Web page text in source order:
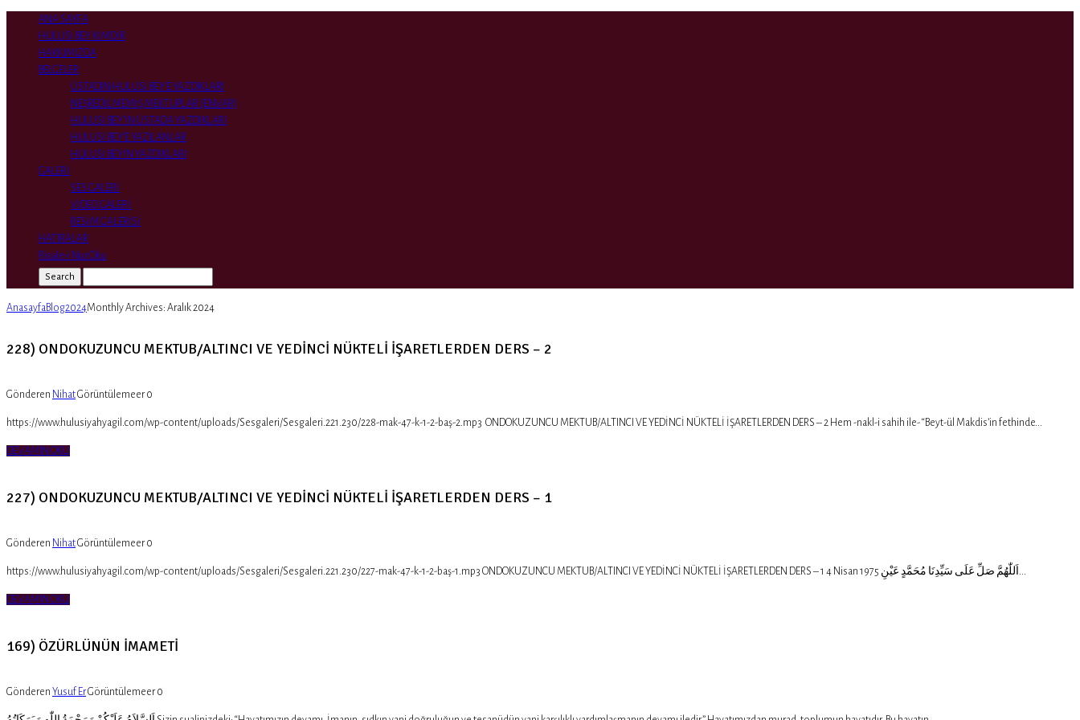
ANA SAYFA
HULUSİ BEY KİMDİR
HAKKIMIZDA
BELGELER
ÜSTADIN HULUSİ BEY’E YAZDIKLARI
NEŞREDİLMEMİŞ MEKTUPLAR (ENVAR)
HULUSİ BEY’İN ÜSTADA YAZDIKLARI
HULUSİ BEY’E YAZILANLAR
HULUSİ BEYİN YAZDIKLARI
GALERİ
SES GALERİ
VİDEO GALERİ
RESİM GALERİSİ
HATIRALAR
Risale-i Nur Oku
Search
AnasayfaBlog2024Monthly Archives: Aralık 2024
228) ONDOKUZUNCU MEKTUB/ALTINCI VE YEDİNCİ NÜKTELİ İŞARETLERDEN DERS – 2
Gönderen NihatGörüntülemeer0
https://www.hulusiyahyagil.com/wp-content/uploads/Sesgaleri/Sesgaleri.221.230/228-mak-47-k-1-2-baş-2.mp3 ONDOKUZUNCU MEKTUB/ALTINCI VE YEDİNCİ NÜKTELİ İŞARETLERDEN DERS – 2 Hem -nakl-i sahih ile- “Beyt-ül Makdis’in fethinde...
DEVAMIN OKU
227) ONDOKUZUNCU MEKTUB/ALTINCI VE YEDİNCİ NÜKTELİ İŞARETLERDEN DERS – 1
Gönderen NihatGörüntülemeer0
https://www.hulusiyahyagil.com/wp-content/uploads/Sesgaleri/Sesgaleri.221.230/227-mak-47-k-1-2-baş-1.mp3 ONDOKUZUNCU MEKTUB/ALTINCI VE YEDİNCİ NÜKTELİ İŞARETLERDEN DERS – 1 4 Nisan 1975 اَللّٰهُمَّ صَلِّ عَلَى سَيِّدِنَا مُحَمَّدٍ عَيْنِ...
DEVAMIN OKU
169) ÖZÜRLÜNÜN İMAMETİ
Gönderen Yusuf ErGörüntülemeer0